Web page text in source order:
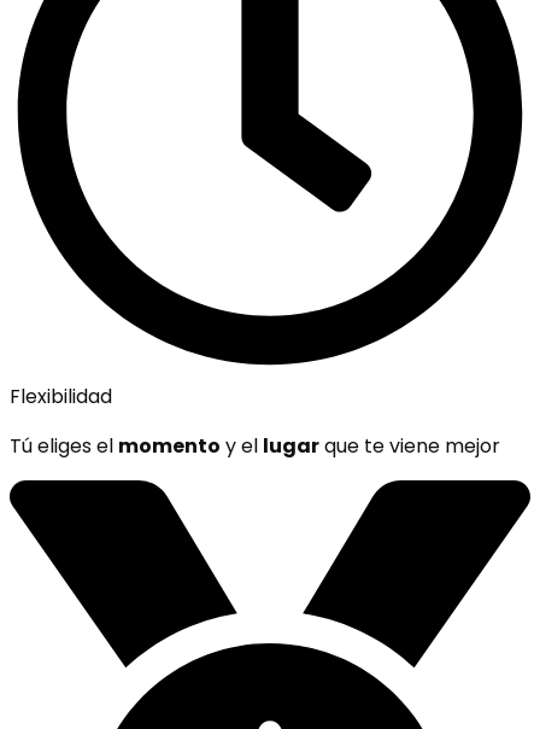
Flexibilidad
Tú eliges el momento y el lugarque te viene mejor